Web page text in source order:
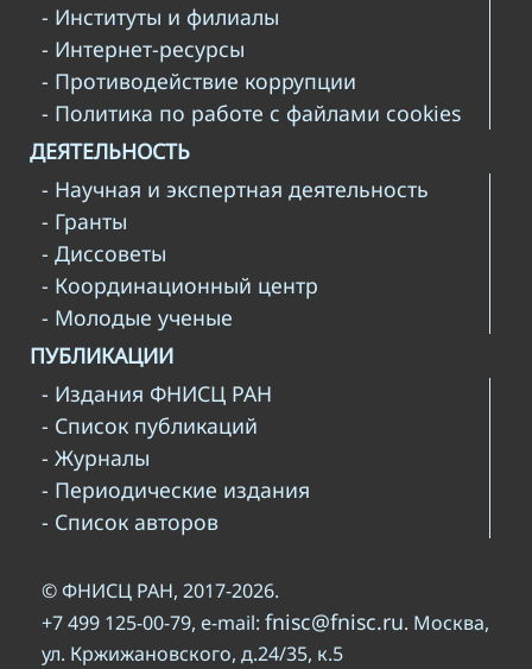
- Институты и филиалы
- Интернет-ресурсы
- Противодействие коррупции
- Политика по работе с файлами cookies
ДЕЯТЕЛЬНОСТЬ
- Научная и экспертная деятельность
- Гранты
- Диссоветы
- Координационный центр
- Молодые ученые
ПУБЛИКАЦИИ
- Издания ФНИСЦ РАН
- Список публикаций
- Журналы
- Периодические издания
- Список авторов
© ФНИСЦ РАН, 2017-2026.
+7 499 125-00-79, e-mail: fnisc@fnisc.ru. Москва,
ул. Кржижановского, д.24/35, к.5